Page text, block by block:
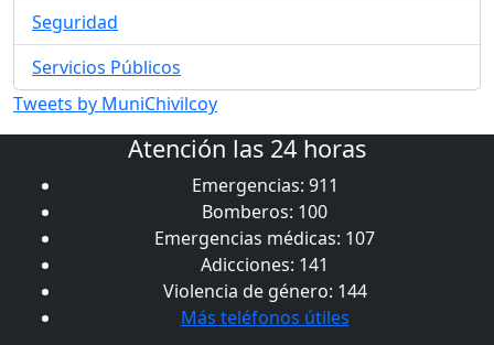
Seguridad
Servicios Públicos
Tweets by MuniChivilcoy
Atención las 24 horas
Emergencias: 911
Bomberos: 100
Emergencias médicas: 107
Adicciones: 141
Violencia de género: 144
Más teléfonos útiles